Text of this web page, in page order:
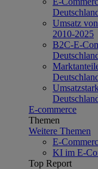
Umsatz
2010-2025
B2C-E-
E-commerce
Themen
Weitere Themen
E-
KI im E-
Top Report